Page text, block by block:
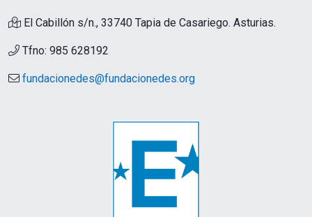
El Cabillón s/n., 33740 Tapia de Casariego. Asturias.
Tfno: 985 628192
fundacionedes@fundacionedes.org